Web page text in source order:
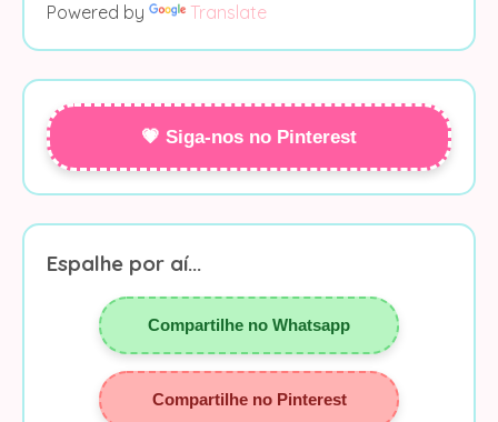
Powered by Translate
💗 Siga-nos no Pinterest
Espalhe por aí...
Compartilhe no Whatsapp
Compartilhe no Pinterest